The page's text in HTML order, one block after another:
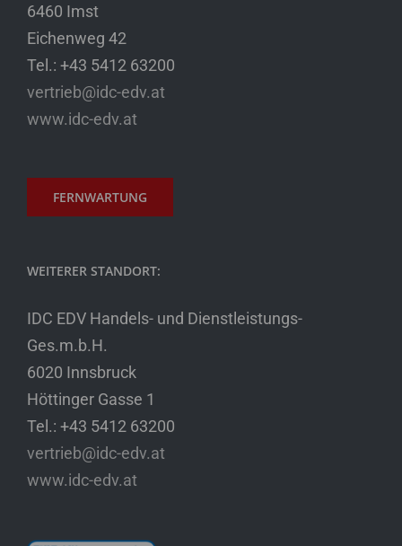
6460 Imst
Eichenweg 42
Tel.: +43 5412 63200
vertrieb@idc-edv.at
www.idc-edv.at
FERNWARTUNG
WEITERER STANDORT:
IDC EDV Handels- und Dienstleistungs-
Ges.m.b.H.
6020 Innsbruck
Höttinger Gasse 1
Tel.: +43 5412 63200
vertrieb@idc-edv.at
www.idc-edv.at